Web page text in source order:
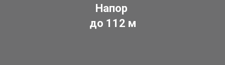
Напор
до 112 м